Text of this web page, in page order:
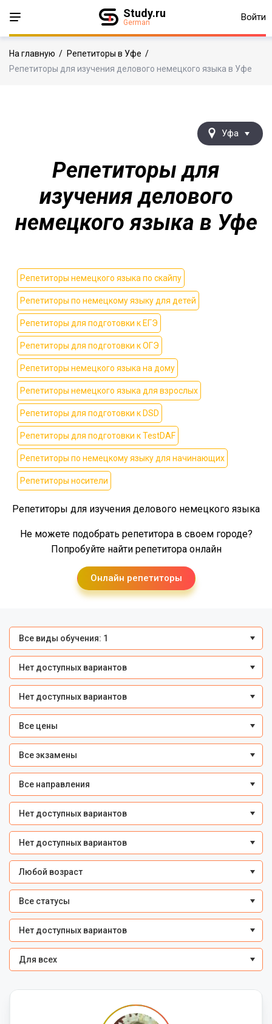
Study.ru
German Войти
На главную / Репетиторы в Уфе /
Репетиторы для изучения делового немецкого языка в Уфе
Репетиторы для
изучения делового
немецкого языка в Уфе
Уфа
Репетиторы немецкого языка по скайпу
Репетиторы по немецкому языку для детей
Репетиторы для подготовки к ЕГЭ
Репетиторы для подготовки к ОГЭ
Репетиторы немецкого языка на дому
Репетиторы немецкого языка для взрослых
Репетиторы для подготовки к DSD
Репетиторы для подготовки к TestDAF
Репетиторы по немецкому языку для начинающих
Репетиторы носители
Репетиторы для изучения делового немецкого языка
Не можете подобрать репетитора в своем городе?
Попробуйте найти репетитора онлайн
Онлайн репетиторы
Все виды обучения: 1
Нет доступных вариантов
Нет доступных вариантов
Все цены
Все экзамены
Все направления
Нет доступных вариантов
Нет доступных вариантов
Любой возраст
Все статусы
Нет доступных вариантов
Для всех